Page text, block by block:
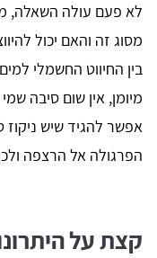
לא פעם עולה השאלה,
מסוג זה והאם יכול
בין החיווט החשמלי
מיומן, אין שום סיבה
אפשר להגיד שיש ניקוז
הפרגולה אל הרצפה
קצת על